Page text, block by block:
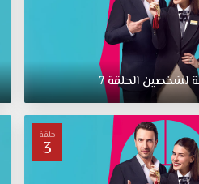
الحلقة 7
حلقة
3